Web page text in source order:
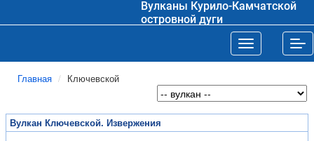
Вулканы Курило-Камчатской
островной дуги
Toggle
Главная Ключевской
Вулкан Ключевской. Извержения